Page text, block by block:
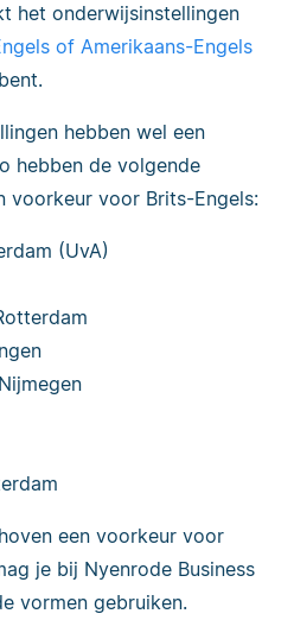
het onderwijsinstellingen
of Amerikaans-Engels
hebben wel een
hebben de volgende
voorkeur voor Brits-Engels:
(UvA)
een voorkeur voor
je bij Nyenrode Business
vormen gebruiken.